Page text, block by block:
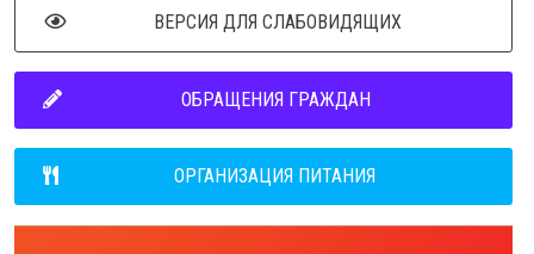
ВЕРСИЯ ДЛЯ СЛАБОВИДЯЩИХ
ОБРАЩЕНИЯ ГРАЖДАН
ОРГАНИЗАЦИЯ ПИТАНИЯ